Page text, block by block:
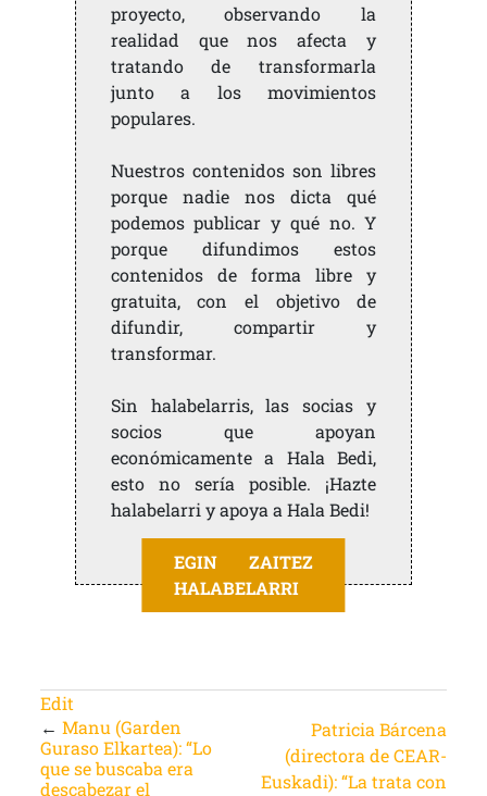
proyecto, observando la
realidad que nos afecta y
tratando de transformarla
junto a los movimientos
populares.
Nuestros contenidos son libres
porque nadie nos dicta qué
podemos publicar y qué no. Y
porque difundimos estos
contenidos de forma libre y
gratuita, con el objetivo de
difundir, compartir y
transformar.
Sin halabelarris, las socias y
socios que apoyan
económicamente a Hala Bedi,
esto no sería posible. ¡Hazte
halabelarri y apoya a Hala Bedi!
EGIN ZAITEZ
HALABELARRI
Edit
← Manu (Garden
Guraso Elkartea): “Lo
que se buscaba era
descabezar el
Patricia Bárcena
(directora de CEAR-
Euskadi): “La trata con